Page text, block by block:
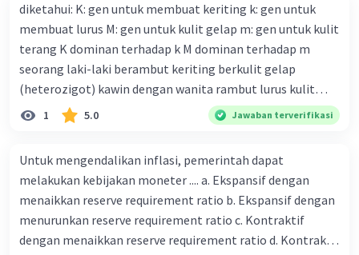
diketahui: K: gen untuk membuat keriting k: gen untuk
membuat lurus M: gen untuk kulit gelap m: gen untuk kulit
terang K dominan terhadap k M dominan terhadap m
seorang laki-laki berambut keriting berkulit gelap
(heterozigot) kawin dengan wanita rambut lurus kulit
terang tentukan : a. bagan perkawinannya b. rasio
genotipe dan rasio fenotipe nya c. jika perkawinan itu
dengan prosentase
1 5.0 Jawaban terverifikasi
Untuk mengendalikan inflasi, pemerintah dapat
melakukan kebijakan moneter .... a. Ekspansif dengan
menaikkan reserve requirement ratio b. Ekspansif dengan
menurunkan reserve requirement ratio c. Kontraktif
dengan menaikkan reserve requirement ratio d. Kontraktif